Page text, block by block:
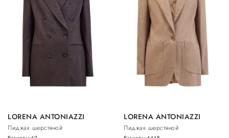
LORENA ANTONIAZZI
Пиджак шерстяной
LORENA ANTONIAZZI
Пиджак шерстяной